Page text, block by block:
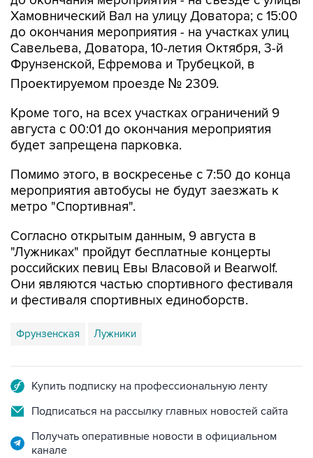
Хамовнический Вал на улицу Доватора; с 15:00
до окончания мероприятия - на участках улиц
Савельева, Доватора, 10-летия Октября, 3-й
Фрунзенской, Ефремова и Трубецкой, в
Проектируемом проезде № 2309.
Кроме того, на всех участках ограничений 9
августа с 00:01 до окончания мероприятия
будет запрещена парковка.
Помимо этого, в воскресенье с 7:50 до конца
мероприятия автобусы не будут заезжать к
метро "Спортивная".
Согласно открытым данным, 9 августа в
"Лужниках" пройдут бесплатные концерты
российских певиц Евы Власовой и Bearwolf.
Они являются частью спортивного фестиваля
и фестиваля спортивных единоборств.
Фрунзенская Лужники
Купить подписку на профессиональную ленту
Подписаться на рассылку главных новостей сайта
Получать оперативные новости в официальном
канале